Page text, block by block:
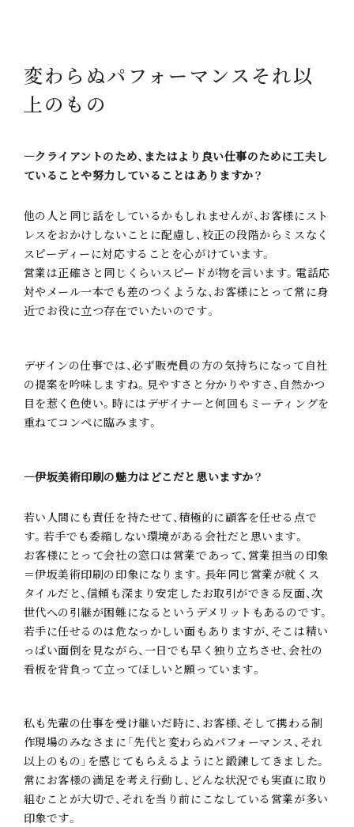
事業案内
印刷全般 販促支援 デザイン制作
メディア制作
金融ソリューション支援
変わらぬパフォーマンス それ以
上のもの
―クライアントのため、またはより良い仕事のために工夫し
ていることや努力していることはありますか？
他の人と同じ話をしているかもしれませんが、お客様にスト
レスをおかけしないことに配慮し、校正の段階からミスなく
スピーディーに対応することを心がけています。
営業は正確さと同じくらいスピードが物を言います。電話応
対やメール一本でも差のつくような、お客様にとって常に身
近でお役に立つ存在でいたいのです。
デザインの仕事では、必ず販売員の方の気持ちになって自社
の提案を吟味しますね。見やすさと分かりやすさ、自然かつ
目を惹く色使い。時にはデザイナーと何回もミーティングを
重ねてコンペに臨みます。
―伊坂美術印刷の魅力はどこだと思いますか？
若い人間にも責任を持たせて、積極的に顧客を任せる点で
す。若手でも委縮しない環境がある会社だと思います。
お客様にとって会社の窓口は営業であって、営業担当の印象
＝伊坂美術印刷の印象になります。長年同じ営業が就くス
タイルだと、信頼も深まり安定したお取引ができる反面、次
世代への引継が困難になるというデメリットもあるのです。
若手に任せるのは危なっかしい面もありますが、そこは精い
っぱい面倒を見ながら、一日でも早く独り立ちさせ、会社の
看板を背負って立ってほしいと願っています。
私も先輩の仕事を受け継いだ時に、お客様、そして携わる制
作現場のみなさまに「先代と変わらぬパフォーマンス、それ
以上のもの」を感じてもらえるようにと鍛錬してきました。
常にお客様の満足を考え行動し、どんな状況でも実直に取り
組むことが大切で、それを当り前にこなしている営業が多い
印象です。